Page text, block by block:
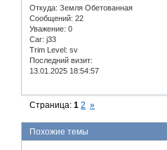
Откуда: Земля Обетованная
Сообщений: 22
Уважение: 0
Car: j33
Trim Level: sv
Последний визит:
13.01.2025 18:54:57
Страница:1 2 »
Похожие темы